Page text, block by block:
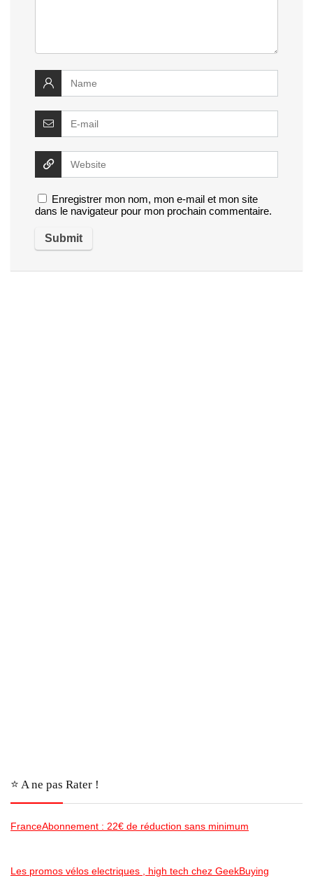
Enregistrer mon nom, mon e-mail et mon site
dans le navigateur pour mon prochain commentaire.
⭐️ A ne pas Rater !
FranceAbonnement : 22€ de réduction sans minimum
Les promos vélos electriques , high tech chez GeekBuying